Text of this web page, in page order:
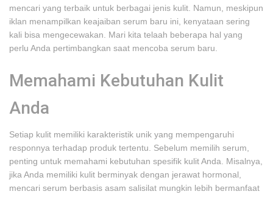
mencari yang terbaik untuk berbagai jenis kulit. Namun, meskipun
iklan menampilkan keajaiban serum baru ini, kenyataan sering
kali bisa mengecewakan. Mari kita telaah beberapa hal yang
perlu Anda pertimbangkan saat mencoba serum baru.
Memahami Kebutuhan Kulit
Anda
Setiap kulit memiliki karakteristik unik yang mempengaruhi
responnya terhadap produk tertentu. Sebelum memilih serum,
penting untuk memahami kebutuhan spesifik kulit Anda. Misalnya,
jika Anda memiliki kulit berminyak dengan jerawat hormonal,
mencari serum berbasis asam salisilat mungkin lebih bermanfaat